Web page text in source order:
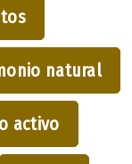
natural
activo